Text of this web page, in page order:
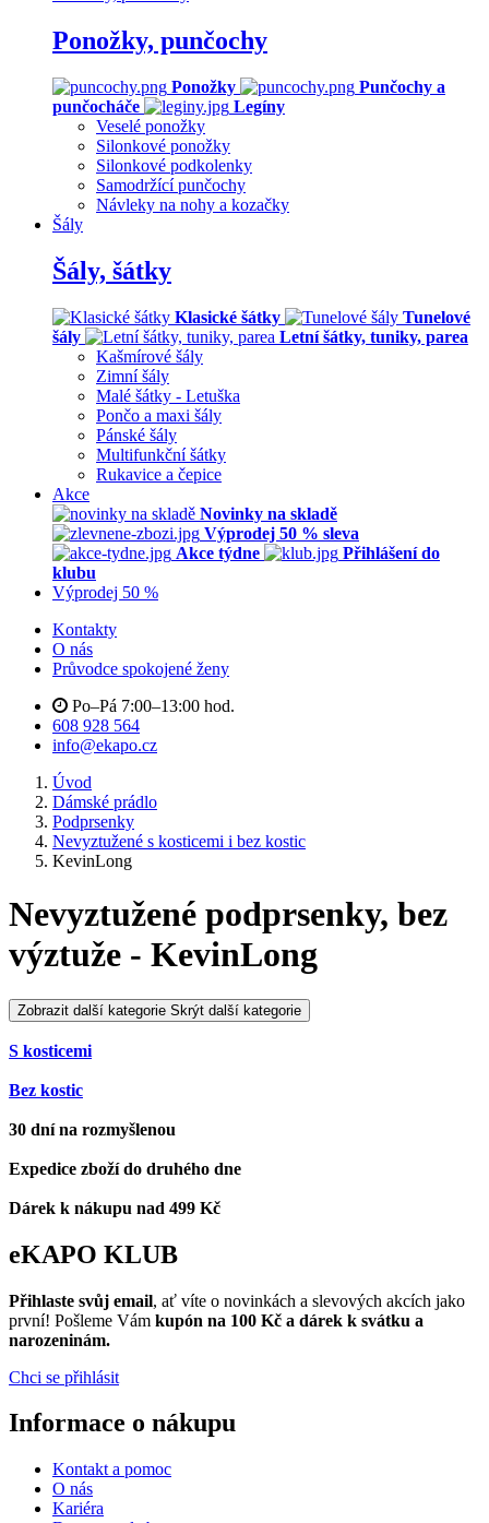
Ponožky, punčochy
Ponožky
Punčochy a
punčocháče
Legíny
Veselé ponožky
Silonkové ponožky
Silonkové podkolenky
Samodržící punčochy
Návleky na nohy a kozačky
Šály
Šály, šátky
Klasické šátky
Tunelové
šály
Letní šátky, tuniky, parea
Kašmírové šály
Zimní šály
Malé šátky - Letuška
Pončo a maxi šály
Pánské šály
Multifunkční šátky
Rukavice a čepice
Akce
Novinky na skladě
Výprodej 50 % sleva
Akce týdne
Přihlášení do
klubu
Výprodej 50 %
Kontakty
O nás
Průvodce spokojené ženy
Po–Pá 7:00–13:00 hod.
608 928 564
info@ekapo.cz
Úvod
Dámské prádlo
Podprsenky
Nevyztužené s kosticemi i bez kostic
KevinLong
Nevyztužené podprsenky, bez
výztuže - KevinLong
Zobrazit další kategorie Skrýt další kategorie
S kosticemi
Bez kostic
30 dní na rozmyšlenou
Expedice zboží do druhého dne
Dárek k nákupu nad 499 Kč
eKAPO KLUB
Přihlaste svůj email, ať víte o novinkách a slevových akcích jako
první! Pošleme Vám kupón na 100 Kč a dárek k svátku a
narozeninám.
Chci se přihlásit
Informace o nákupu
Kontakt a pomoc
O nás
Kariéra